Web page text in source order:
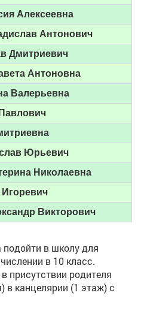
Алексеевна
Антонович
Дмитриевич
Антоновна
Валерьевна
Юрьевич
Николаевна
Игоревич
Викторович
в школу для
в 10 класс.
присутствии родителя
в канцелярии (1 этаж) с